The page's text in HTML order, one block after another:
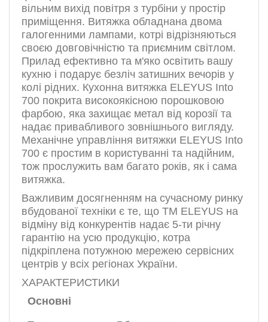
вільним вихід повітря з турбіни у простір
приміщення. Витяжка обладнана двома
галогенними лампами, котрі відрізняються
своєю довговічністю та приємним світлом.
Прилад ефективно та м'яко освітить вашу
кухню і подарує безліч затишних вечорів у
колі рідних. Кухонна витяжка ELEYUS Into
700 покрита високоякісною порошковою
фарбою, яка захищає метал від корозії та
надає привабливого зовнішнього вигляду.
Механічне управління витяжки ELEYUS Into
700 є простим в користуванні та надійним,
тож прослужить вам багато років, як і сама
витяжка.
Важливим досягненням на сучасному ринку
вбудованої техніки є те, що ТМ ELEYUS на
відміну від конкурентів надає 5-ти річну
гарантію на усю продукцію, котра
підкріплена потужною мережею сервісних
центрів у всіх регіонах України.
ХАРАКТЕРИСТИКИ
Основні